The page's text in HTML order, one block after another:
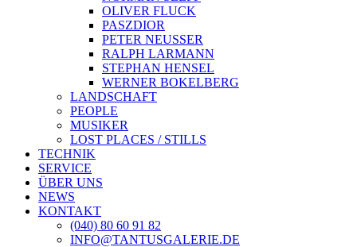
OLIVER FLUCK
PASZDIOR
PETER NEUSSER
RALPH LARMANN
STEPHAN HENSEL
WERNER BOKELBERG
LANDSCHAFT
PEOPLE
MUSIKER
LOST PLACES / STILLS
TECHNIK
SERVICE
ÜBER UNS
NEWS
KONTAKT
(040) 80 60 91 82
INFO@TANTUSGALERIE.DE